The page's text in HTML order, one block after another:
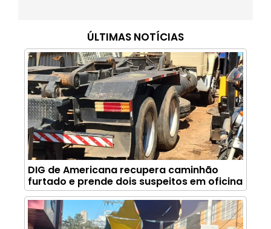
ÚLTIMAS NOTÍCIAS
DIG de Americana recupera caminhão
furtado e prende dois suspeitos em oficina